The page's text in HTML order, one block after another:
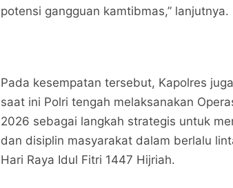
potensi gangguan kamtibmas,” lanjutnya.
Pada kesempatan tersebut, Kapolres
saat ini Polri tengah melaksanakan
2026 sebagai langkah strategis untuk
dan disiplin masyarakat dalam berlalu
Hari Raya Idul Fitri 1447 Hijriah.